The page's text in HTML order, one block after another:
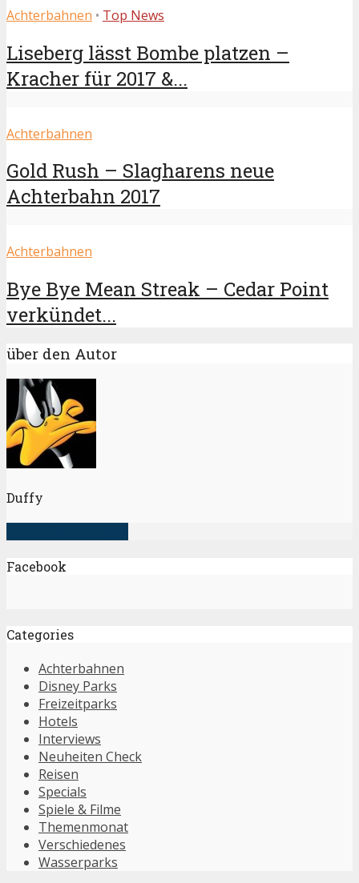
Achterbahnen • Top News
Liseberg lässt Bombe platzen –
Kracher für 2017 &...
Achterbahnen
Gold Rush – Slagharens neue
Achterbahn 2017
Achterbahnen
Bye Bye Mean Streak – Cedar Point
verkündet...
über den Autor
Duffy
Facebook
Categories
Achterbahnen
Disney Parks
Freizeitparks
Hotels
Interviews
Neuheiten Check
Reisen
Specials
Spiele & Filme
Themenmonat
Verschiedenes
Wasserparks